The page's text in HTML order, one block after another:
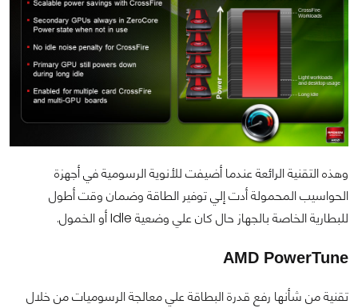
وهذه التقنية الرائعة عندما أضيفت للأنوية الرسومية في أجهزة
الحواسيب المحمولة أدت إلي توفير الطاقة وضمان وقت أطول
للبطارية الخاصة بالجهاز حال كان علي وضعية Idleأو الخمول.
AMD PowerTune
تقنية من شأنها رفع قدرة البطاقة علي معالجة الرسوميات من خلال